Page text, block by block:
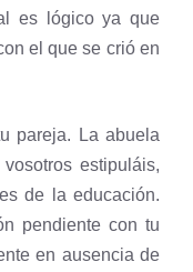
es lógico ya que
el que se crió en
pareja. La abuela
estipuláis,
de la educación.
pendiente con tu
en ausencia de